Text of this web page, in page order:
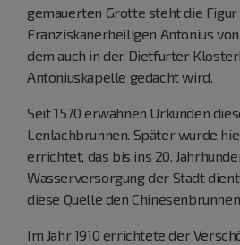
gemauerten Grotte steht die
Franziskanerheiligen Antonius von
dem auch in der Dietfurter
Antoniuskapelle gedacht wird.
Seit 1570 erwähnen Urkunden
Lenlachbrunnen. Später wurde
errichtet, das bis ins 20.
Wasserversorgung der Stadt
diese Quelle den
Im Jahr 1910 errichtete der